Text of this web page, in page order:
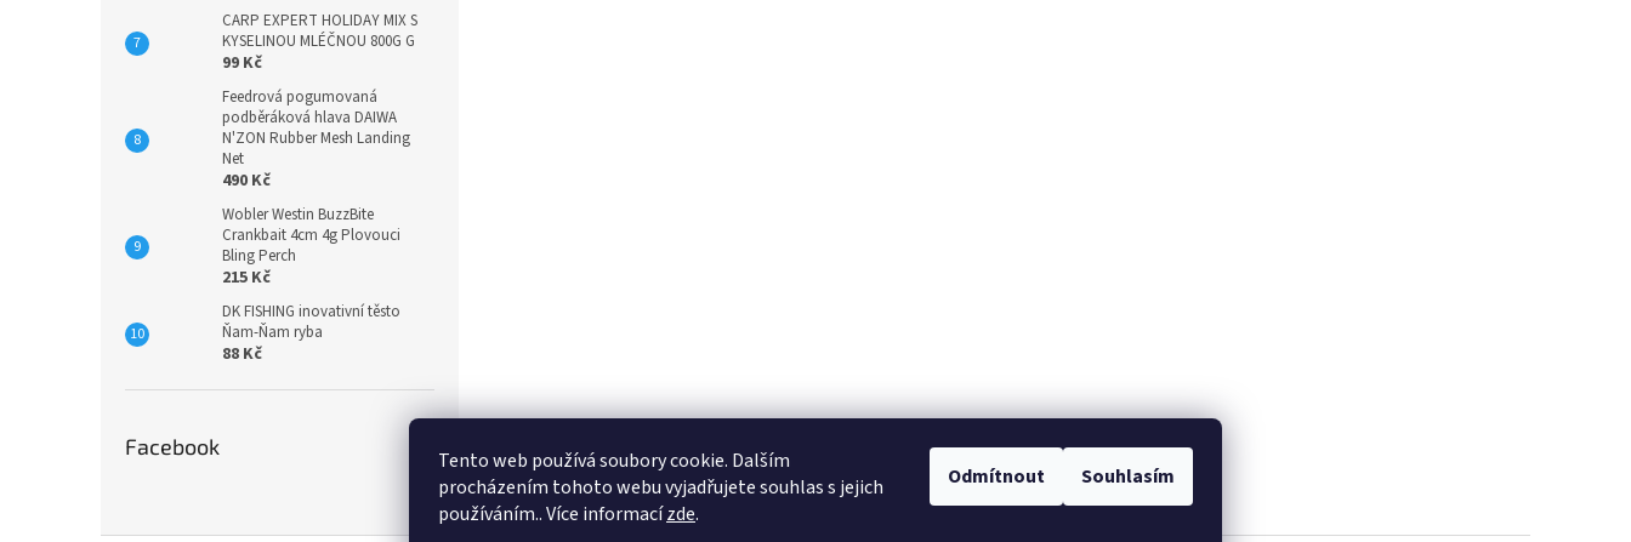
Tento web používá soubory cookie. Dalším
procházením tohoto webu vyjadřujete souhlas s jejich
používáním.. Více informacízde.
Odmítnout Souhlasím
CARP EXPERT HOLIDAY MIX S
KYSELINOU MLÉČNOU 800G G
99 Kč
Feedrová pogumovaná
podběráková hlava DAIWA
N'ZON Rubber Mesh Landing
Net
490 Kč
Wobler Westin BuzzBite
Crankbait 4cm 4g Plovouci
Bling Perch
215 Kč
DK FISHING inovativní těsto
Ňam-Ňam ryba
88 Kč
Facebook